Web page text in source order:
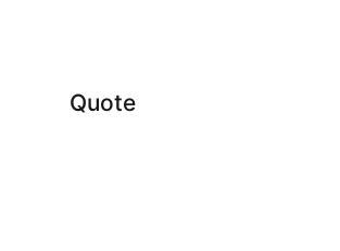
Quote